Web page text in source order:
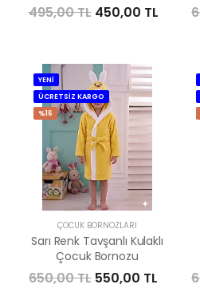
495,00 TL 450,00 TL
YENİ
ÜCRETSİZ KARGO
%16
ÇOCUK BORNOZLARI
Sarı Renk Tavşanlı Kulaklı
Çocuk Bornozu
650,00 TL 550,00 TL